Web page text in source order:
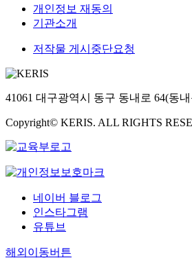
개인정보 재동의
기관소개
저작물 게시중단요청
41061 대구광역시 동구 동내로 64(동
Copyright© KERIS. ALL RIGHTS
네이버 블로그
인스타그램
유튜브
해외이동버튼